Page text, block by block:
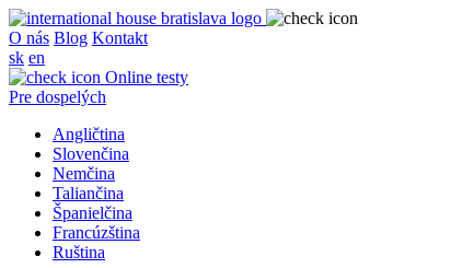
O nás Blog Kontakt
sk en
Online testy
Pre dospelých
Angličtina
Slovenčina
Nemčina
Taliančina
Španielčina
Francúzština
Ruština